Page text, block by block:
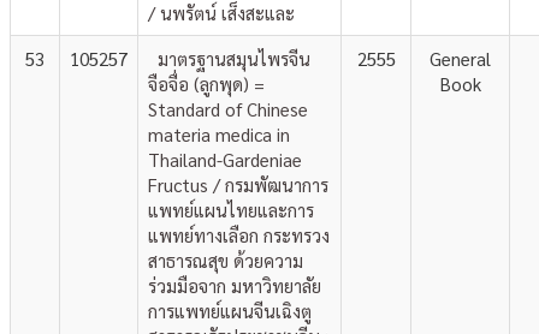
/ นพรัตน์ เส็งสะและ
53 105257
มาตรฐานสมุนไพรจีน
จือจื่อ (ลูกพุด) =
Standard of Chinese
materia medica in
Thailand-Gardeniae
Fructus / กรมพัฒนาการ
แพทย์แผนไทยและการ
แพทย์ทางเลือก กระทรวง
สาธารณสุข ด้วยความ
ร่วมมือจาก มหาวิทยาลัย
การแพทย์แผนจีนเฉิงตู
2555
General
Book